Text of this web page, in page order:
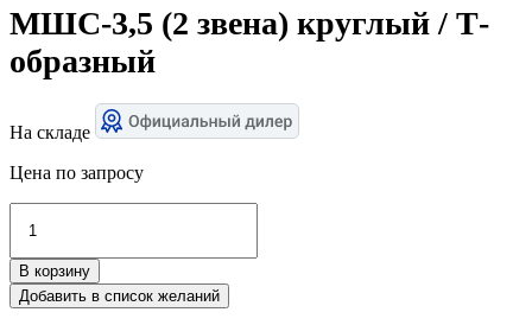
МШС-3,5 (2 звена) круглый / Т-
образный
На складе
Цена по запросу
товара
МШС-3,5
(2
звена)
В корзину
Добавить в список желаний